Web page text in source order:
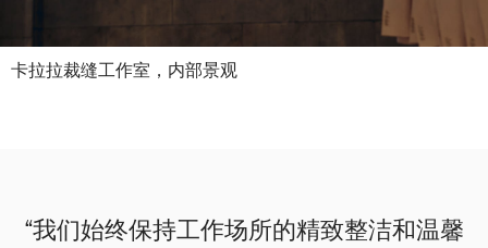
卡拉拉裁缝工作室，内部景观
“我们始终保持工作场所的精致整洁和温馨